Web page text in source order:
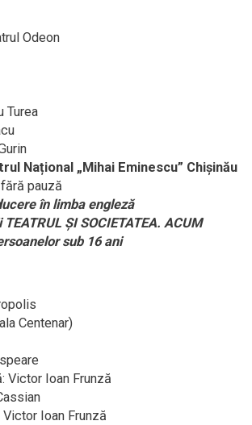
Odeon
Turea
Național „Mihai Eminescu” Chișinău
pauză
în limba engleză
ŞI SOCIETATEA. ACUM
sub 16 ani
Centenar)
Victor Ioan Frunză
Ioan Frunză